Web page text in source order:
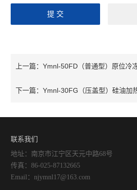
上一篇：Ymnl-50FD（普通型）原位冷
下一篇：Ymnl-30FG（压盖型）硅油加
联系我们
地址：南京市江宁区天元中路68号
传真：86-025-87132665
Email：njymnl17@163.com